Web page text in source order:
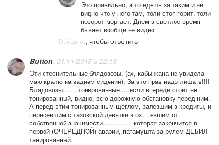
Это правильно, а то едешь за таким и не
видно что у него там, толи стоп горит, толи
поворот моргает. Днем в светлое время
бывает вообще не видно
Войдите, чтобы ответить
Button, 21/11/2015 в 22:13
Эти стеснительные блядовозы, (ах, кабы жана не увидела
маю кралю на заднем сидении). За это прав надо лишать!!!!
Блядовозы........тонированные.....если впереди стоит не
тонированный, видно, всю дорожную обстановку перед ним.
А перед этим тонированным щеглом, залезшим в кредиты, и
пересевшим с тазовской девятки и ох....евшим от
собственной значимости.............., которая закончится в
первой (ОЧЕРЕДНОЙ) аварии, патамушта за рулем ДЕБИЛ
танированный.